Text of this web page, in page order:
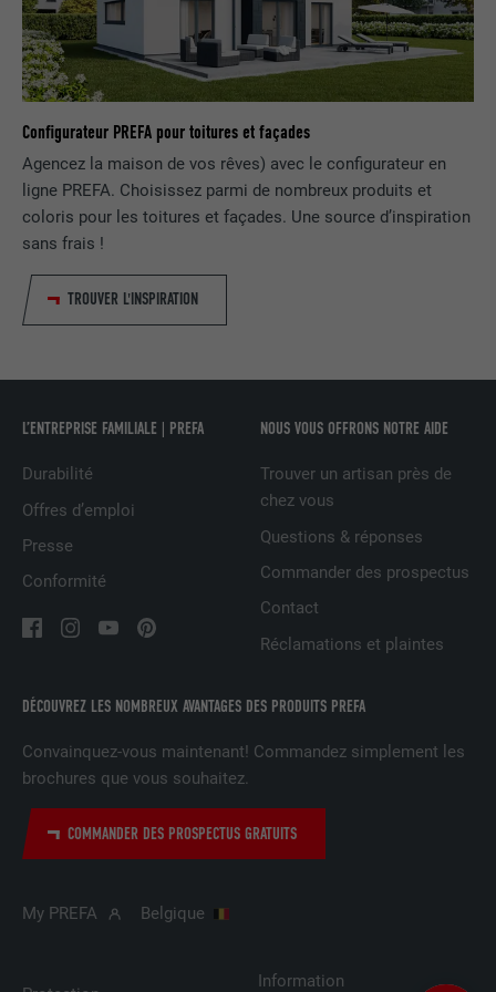
Configurateur PREFA pour toitures et façades
Agencez la maison de vos rêves) avec le configurateur en
ligne PREFA. Choisissez parmi de nombreux produits et
coloris pour les toitures et façades. Une source d’inspiration
sans frais !
TROUVER L'INSPIRATION
DÉCOUVREZ LES NOMBREUX AVANTAGES DES PRODUITS PREFA
Convainquez-vous maintenant! Commandez simplement les
brochures que vous souhaitez.
COMMANDER DES PROSPECTUS GRATUITS
L’ENTREPRISE FAMILIALE | PREFA
Durabilité
Offres d’emploi
Presse
Conformité
NOUS VOUS OFFRONS NOTRE AIDE
Trouver un artisan près de
chez vous
Questions & réponses
Commander des prospectus
Contact
Réclamations et plaintes
My PREFA Belgique
Information
FOURNISSEUR doubleclick.net
EXPIRATION
UTILITÉ
Utilisé par Google DoubleClick pour
enregistrer et signaler les actions d'un
utilisateur sur le site Internet après
l'affichage d'une annonce du
d'une publicité et d'afficher des
EXPIRATION
UTILITÉ
l'utilisation des services.
FOURNISSEUR Adsymptotic.com
EXPIRATION 1 mois
UTILITÉ
Cookie utilisé pour identifier des clients
différents derrière une même adresse IP
et appliquer des paramètres de sécurité